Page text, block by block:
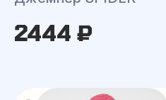
2444 ₽